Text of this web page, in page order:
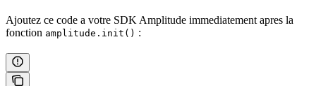
Ajoutez ce code a votre SDK Amplitude immediatement apres la
fonction amplitude.init() :